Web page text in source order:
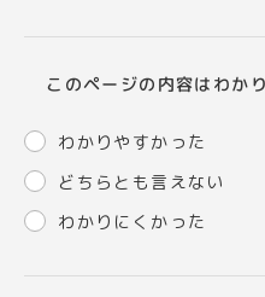
このページの内容はわか
わかりやすかった
どちらとも言えない
わかりにくかった